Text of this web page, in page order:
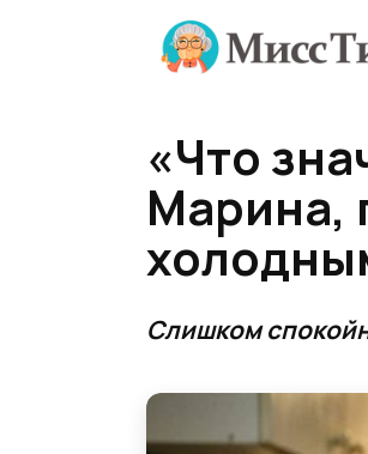
«Что
Марина,
Слишком